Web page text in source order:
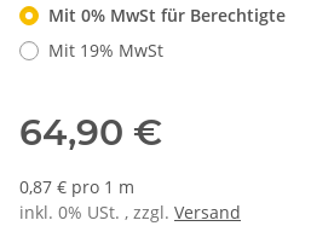
Mit 0% MwSt für Berechtigte
Mit 19% MwSt
64,90 €
0,87 € pro 1 m
inkl. 0% USt. , zzgl. Versand